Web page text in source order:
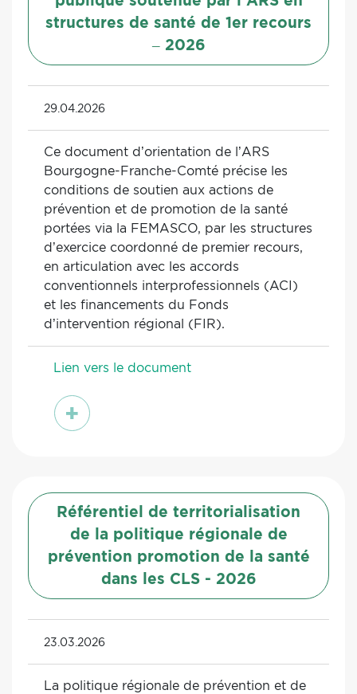
structures de santé de 1er recours
– 2026
29.04.2026
Ce document d’orientation de l’ARS
Bourgogne-Franche-Comté précise les
conditions de soutien aux actions de
prévention et de promotion de la santé
portées via la FEMASCO, par les structures
d’exercice coordonné de premier recours,
en articulation avec les accords
conventionnels interprofessionnels (ACI)
et les financements du Fonds
d’intervention régional (FIR).
Lien vers le document
voir
Référentiel de territorialisation
de la politique régionale de
prévention promotion de la santé
dans les CLS - 2026
23.03.2026
La politique régionale de prévention et de